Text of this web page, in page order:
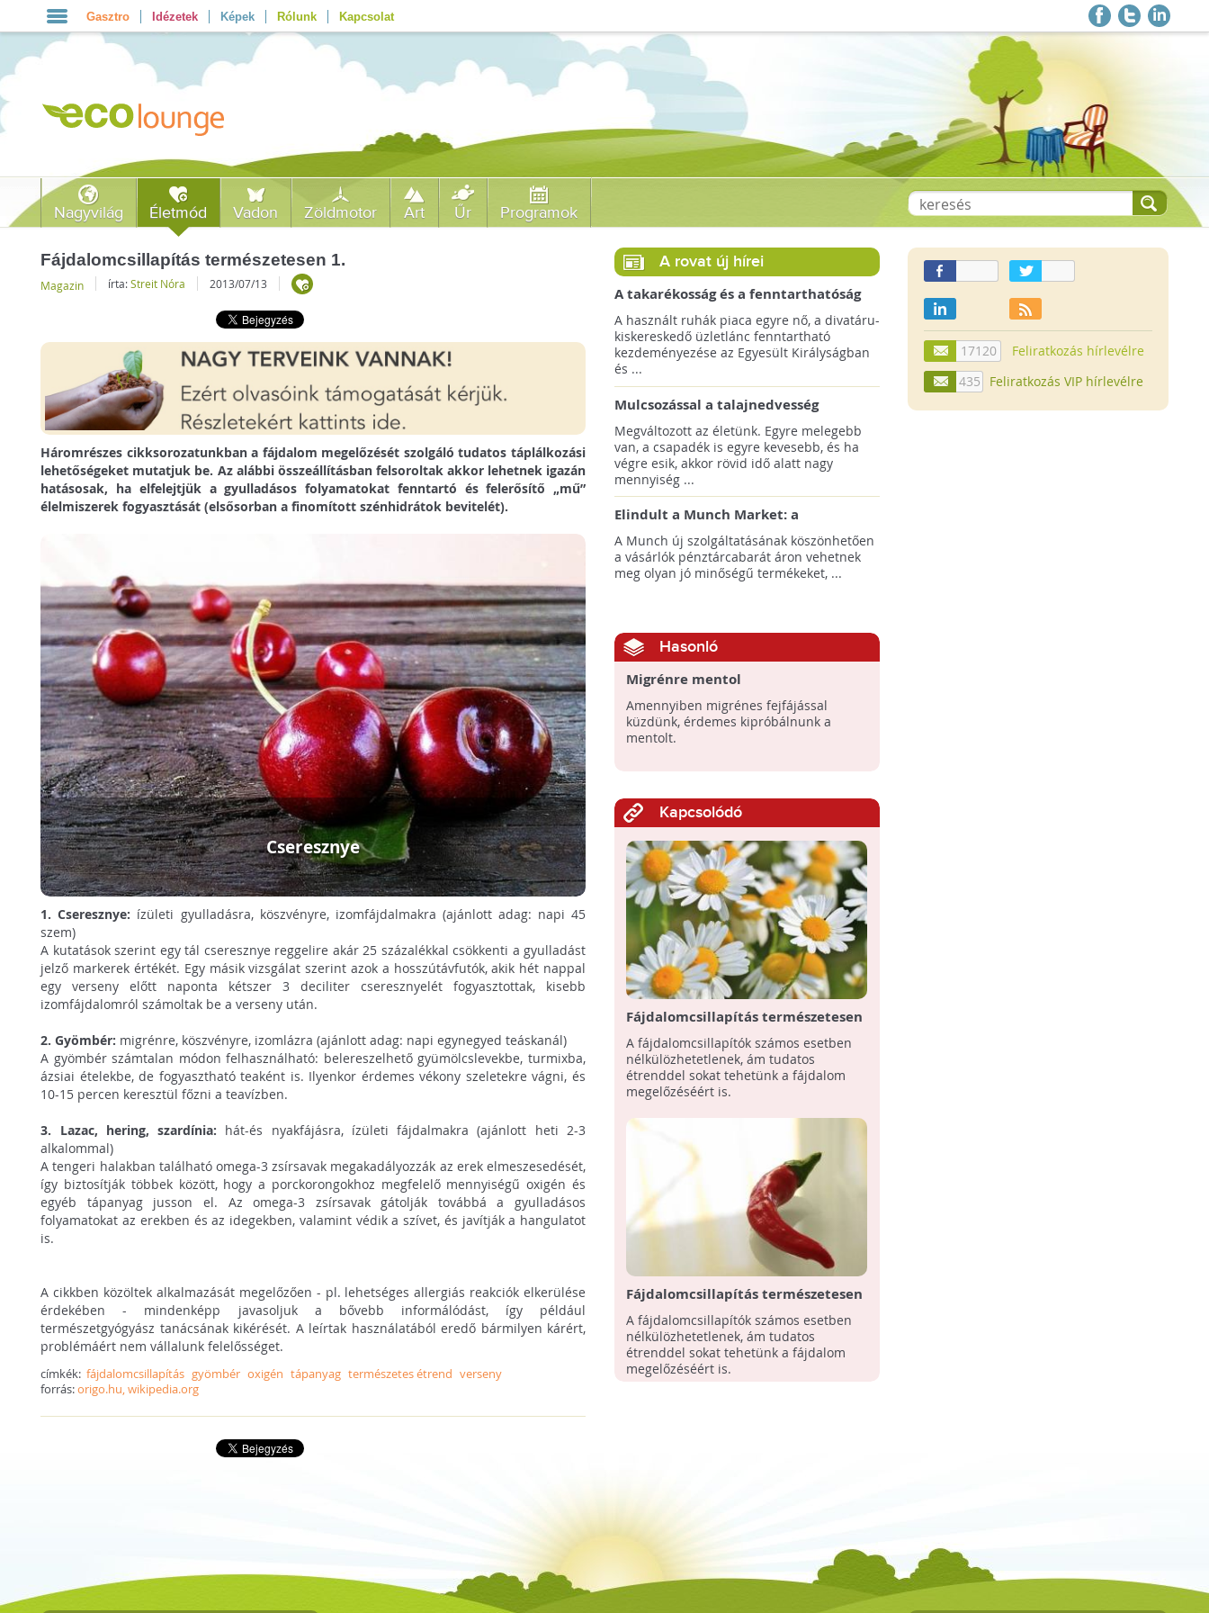
Gasztro Idézetek Képek Rólunk Kapcsolat
Nagyvilág Életmód Vadon Zöldmotor Art Űr Programok
Fájdalomcsillapítás természetesen 1.
Magazin írta:Streit Nóra 2013/07/13
Háromrészes cikksorozatunkban a fájdalom megelőzését szolgáló tudatos táplálkozási
lehetőségeket mutatjuk be. Az alábbi összeállításban felsoroltak akkor lehetnek igazán
hatásosak, ha elfelejtjük a gyulladásos folyamatokat fenntartó és felerősítő „mű”
élelmiszerek fogyasztását (elsősorban a finomított szénhidrátok bevitelét).
Cseresznye
1. Cseresznye: ízületi gyulladásra, köszvényre, izomfájdalmakra (ajánlott adag: napi 45
szem)
A kutatások szerint egy tál cseresznye reggelire akár 25 százalékkal csökkenti a gyulladást
jelző markerek értékét. Egy másik vizsgálat szerint azok a hosszútávfutók, akik hét nappal
egy verseny előtt naponta kétszer 3 deciliter cseresznyelét fogyasztottak, kisebb
izomfájdalomról számoltak be a verseny után.
2. Gyömbér: migrénre, köszvényre, izomlázra (ajánlott adag: napi egynegyed teáskanál)
A gyömbér számtalan módon felhasználható: belereszelhető gyümölcslevekbe, turmixba,
ázsiai ételekbe, de fogyasztható teaként is. Ilyenkor érdemes vékony szeletekre vágni, és
10-15 percen keresztül főzni a teavízben.
3. Lazac, hering, szardínia: hát-és nyakfájásra, ízületi fájdalmakra (ajánlott heti 2-3
alkalommal)
A tengeri halakban található omega-3 zsírsavak megakadályozzák az erek elmeszesedését,
így biztosítják többek között, hogy a porckorongokhoz megfelelő mennyiségű oxigén és
egyéb tápanyag jusson el. Az omega-3 zsírsavak gátolják továbbá a gyulladásos
folyamatokat az erekben és az idegekben, valamint védik a szívet, és javítják a hangulatot
is.
A cikkben közöltek alkalmazását megelőzően - pl. lehetséges allergiás reakciók elkerülése
érdekében - mindenképp javasoljuk a bővebb informálódást, így például
természetgyógyász tanácsának kikérését. A leírtak használatából eredő bármilyen kárért,
problémáért nem vállalunk felelősséget.
címkék:fájdalomcsillapítás gyömbér oxigén tápanyag természetes étrend verseny
forrás:origo.hu, wikipedia.org
A rovat új hírei
A takarékosság és a fenntarthatóság
ösztönzésére a Zara 14 európai
országra terjeszti ki használtruha
szolgáltatását!
A használt ruhák piaca egyre nő, a divatáru-
kiskereskedő üzletlánc fenntartható
kezdeményezése az Egyesült Királyságban
és ...
Mulcsozással a talajnedvesség
megtartásáért
Megváltozott az életünk. Egyre melegebb
van, a csapadék is egyre kevesebb, és ha
végre esik, akkor rövid idő alatt nagy
mennyiség ...
Elindult a Munch Market: a
pazarláscsökkentő piactér
A Munch új szolgáltatásának köszönhetően
a vásárlók pénztárcabarát áron vehetnek
meg olyan jó minőségű termékeket, ...
Hasonló
Migrénre mentol
Amennyiben migrénes fejfájással
küzdünk, érdemes kipróbálnunk a
mentolt.
Kapcsolódó
Fájdalomcsillapítás természetesen
3.
A fájdalomcsillapítók számos esetben
nélkülözhetetlenek, ám tudatos
étrenddel sokat tehetünk a fájdalom
megelőzéséért is.
Fájdalomcsillapítás természetesen
2.
A fájdalomcsillapítók számos esetben
nélkülözhetetlenek, ám tudatos
étrenddel sokat tehetünk a fájdalom
megelőzéséért is.
17120
Feliratkozás hírlevélre
435
Feliratkozás VIP hírlevélre